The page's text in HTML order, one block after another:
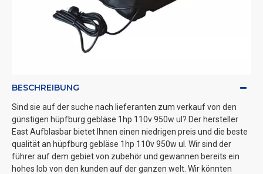
BESCHREIBUNG
Sind sie auf der suche nach lieferanten zum verkauf von den
günstigen hüpfburg gebläse 1hp 110v 950w ul? Der hersteller
East Aufblasbar bietet Ihnen einen niedrigen preis und die beste
qualität an hüpfburg gebläse 1hp 110v 950w ul. Wir sind der
führer auf dem gebiet von zubehör und gewannen bereits ein
hohes lob von den kunden auf der ganzen welt. Wir könnten